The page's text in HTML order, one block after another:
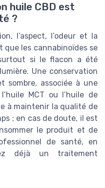
huile CBD est
?
l’aspect, l’odeur et la
que les cannabinoïdes se
si le flacon a été
Une conservation
sombre, associée à une
MCT ou l’huile de
à maintenir la qualité de
; en cas de doute, il est
le produit et de
de santé, en
déjà un traitement